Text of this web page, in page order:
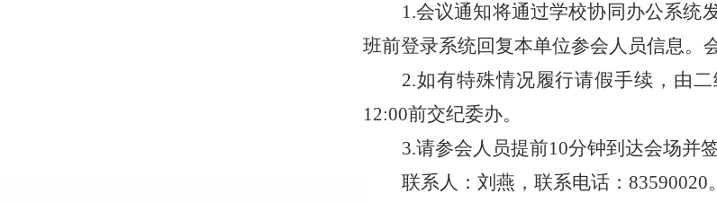
1.会议通知将通过学校协同办公系统
班前登录系统回复本单位参会人员信息。
2.如有特殊情况履行请假手续，由
12:00前交纪委办。
3.请参会人员提前10分钟到达会场并
联系人：刘燕，联系电话： 83590020。